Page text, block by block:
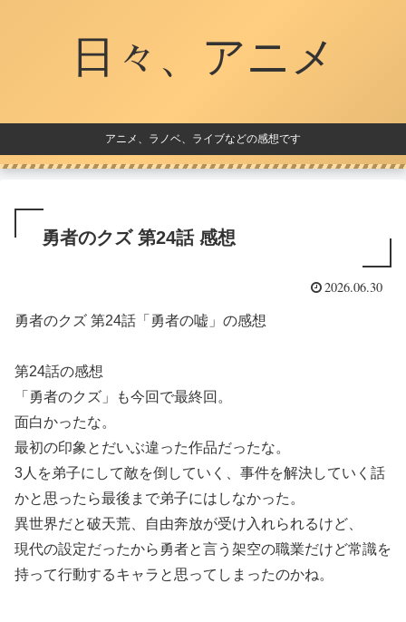
日々、アニメ
アニメ、ラノベ、ライブなどの感想です
勇者のクズ 第24話 感想
2026.06.30
勇者のクズ 第24話「勇者の嘘」の感想
第24話の感想
「勇者のクズ」も今回で最終回。
面白かったな。
最初の印象とだいぶ違った作品だったな。
3人を弟子にして敵を倒していく、事件を解決していく話
かと思ったら最後まで弟子にはしなかった。
異世界だと破天荒、自由奔放が受け入れられるけど、
現代の設定だったから勇者と言う架空の職業だけど常識を
持って行動するキャラと思ってしまったのかね。